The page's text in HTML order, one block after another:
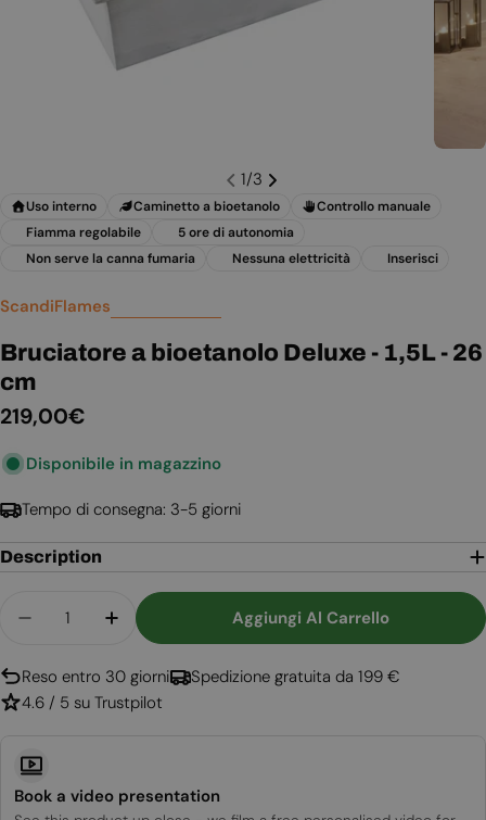
1/3
Uso interno Caminetto a bioetanolo
Controllo manuale
Fiamma regolabile
5 ore di autonomia
Non serve la canna fumaria
Nessuna elettricità Inserisci
ScandiFlames
Bruciatore a bioetanolo Deluxe - 1,5L - 26
cm
Prezzo
219,00€
Disponibile in magazzino
Tempo di consegna: 3-5 giorni
Description
Diminuisci La Quantità Per Bruciatore A
Aumenta La Quantità Per Bruciatore A
Aggiungi Al Carrello
Reso entro 30 giorni
Spedizione gratuita da 199 €
4.6 / 5 su Trustpilot
Book a video presentation